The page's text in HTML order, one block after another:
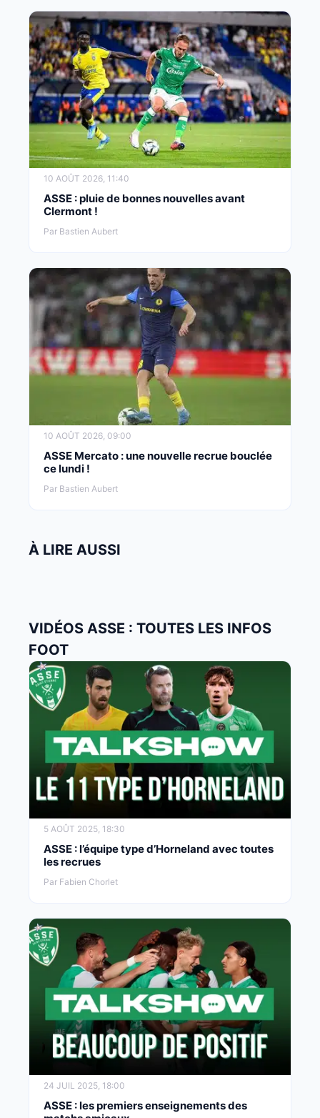
10 AOÛT 2026, 11:40
ASSE : pluie de bonnes nouvelles avant
Clermont !
Par Bastien Aubert
10 AOÛT 2026, 09:00
ASSE Mercato : une nouvelle recrue bouclée
ce lundi !
Par Bastien Aubert
À LIRE AUSSI
VIDÉOS ASSE : TOUTES LES INFOS
FOOT
5 AOÛT 2025, 18:30
ASSE : l’équipe type d’Horneland avec toutes
les recrues
Par Fabien Chorlet
24 JUIL 2025, 18:00
ASSE : les premiers enseignements des